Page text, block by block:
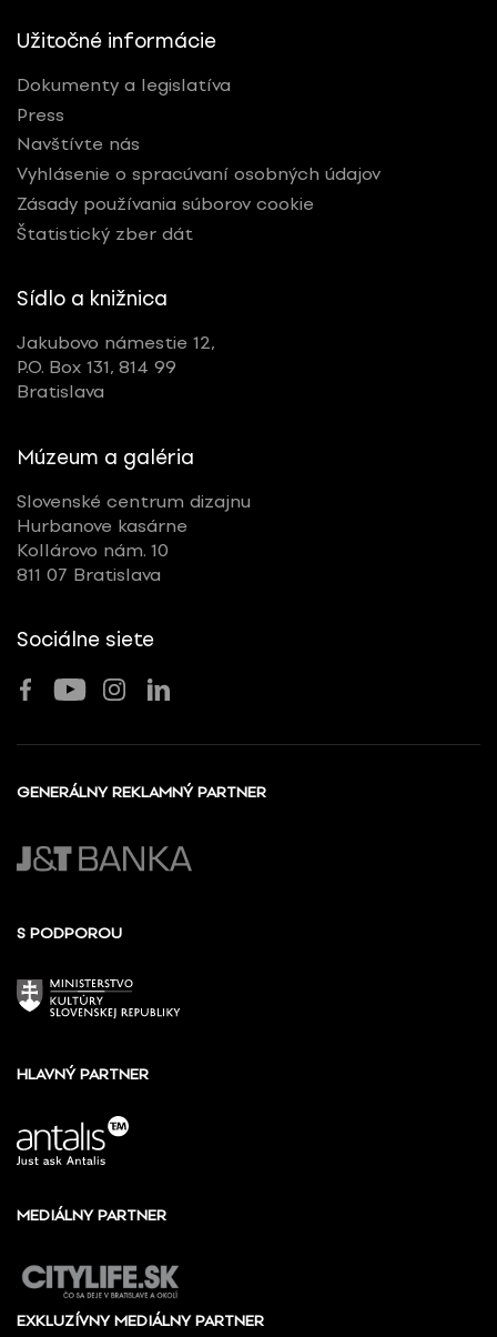
Užitočné informácie
Dokumenty a legislatíva
Press
Navštívte nás
Vyhlásenie o spracúvaní osobných údajov
Zásady používania súborov cookie
Štatistický zber dát
Sídlo a knižnica
Jakubovo námestie 12,
P.O. Box 131, 814 99
Bratislava
Múzeum a galéria
Slovenské centrum dizajnu
Hurbanove kasárne
Kollárovo nám. 10
811 07 Bratislava
Sociálne siete
GENERÁLNY REKLAMNÝ PARTNER
S PODPOROU
HLAVNÝ PARTNER
MEDIÁLNY PARTNER
EXKLUZÍVNY MEDIÁLNY PARTNER